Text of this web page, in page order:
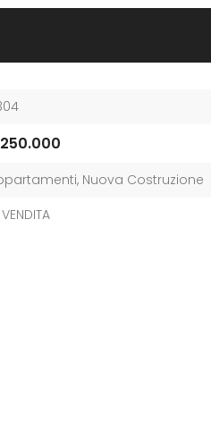
, Nuova Costruzione